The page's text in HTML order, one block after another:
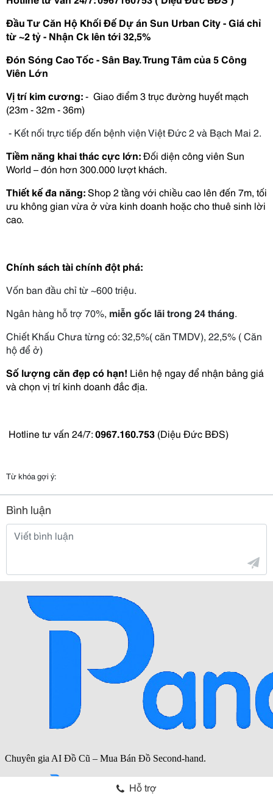
Đầu Tư Căn Hộ Khối Đế Dự án Sun Urban City - Giá chỉ
từ ~2 tỷ - Nhận Ck lên tới 32,5%
Đón Sóng Cao Tốc - Sân Bay. Trung Tâm của 5 Công
Viên Lớn
Vị trí kim cương: -  Giao điểm 3 trục đường huyết mạch
(23m - 32m - 36m)
- Kết nối trực tiếp đến bệnh viện Việt Đức 2 và Bạch Mai 2.
Tiềm năng khai thác cực lớn: Đối diện công viên Sun
World – đón hơn 300.000 lượt khách.
Thiết kế đa năng: Shop 2 tầng với chiều cao lên đến 7m, tối
ưu không gian vừa ở vừa kinh doanh hoặc cho thuê sinh lời
cao.
Chính sách tài chính đột phá:
Vốn ban đầu chỉ từ ~600 triệu.
Ngân hàng hỗ trợ 70%, miễn gốc lãi trong 24 tháng.
Chiết Khấu Chưa từng có: 32,5%( căn TMDV), 22,5% ( Căn
hộ để ở)
Số lượng căn đẹp có hạn! Liên hệ ngay để nhận bảng giá
và chọn vị trí kinh doanh đắc địa.
Hotline tư vấn 24/7: 0967.160.753 (Diệu Đức BĐS)
Từ khóa gợi ý:
Bình luận
Hỗ trợ